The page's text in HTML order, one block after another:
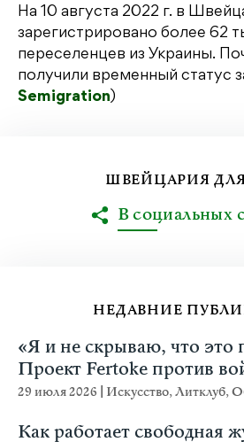
На 10 августа 2022 г. в
зарегистрировано более 62
переселенцев из Украины.
получили временный статус
Semigration)
НЕДАВНИЕ
«Я и не скрываю, что это
Проект Fertoke против
29 июля 2026 Искусство,Литклуб,
Как работает свободная
ШВЕЙЦАРИЯ
В социальных